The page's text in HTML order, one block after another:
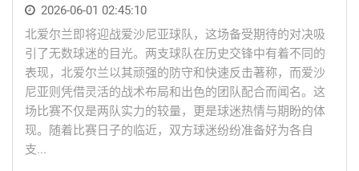
2026-06-01 02:45:10
北爱尔兰即将迎战爱沙尼亚球队，这场备受期待的对决吸
引了无数球迷的目光。两支球队在历史交锋中有着不同的
表现，北爱尔兰以其顽强的防守和快速反击著称，而爱沙
尼亚则凭借灵活的战术布局和出色的团队配合而闻名。这
场比赛不仅是两队实力的较量，更是球迷热情与期盼的体
现。随着比赛日子的临近，双方球迷纷纷准备好为各自
支...